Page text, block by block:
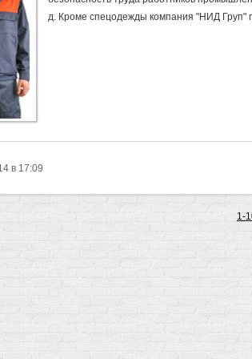
д. Кроме спецодежды компания "НИД Груп"
в 17:09
1-